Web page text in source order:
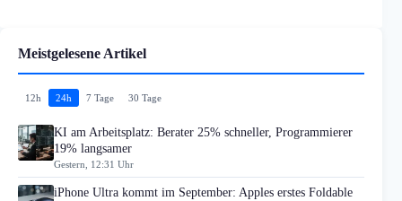
Meistgelesene Artikel
12h 24h 7 Tage 30 Tage
KI am Arbeitsplatz: Berater 25% schneller, Programmierer
19% langsamer
Gestern, 12:31 Uhr
iPhone Ultra kommt im September: Apples erstes Foldable